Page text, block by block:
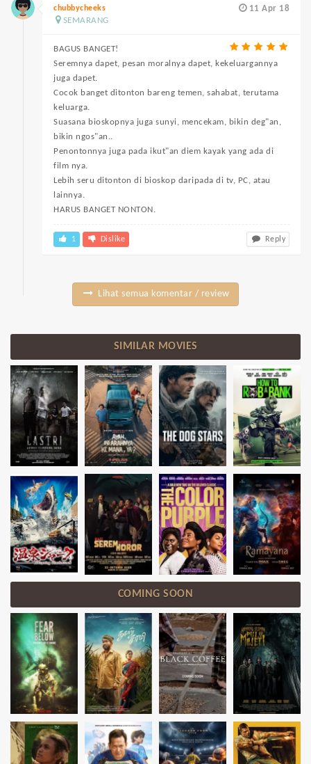
11 Apr 18
chubbycheeks
SEMARANG
BAGUS BANGET!
Seremnya dapet, pesan moralnya dapet, kekeluargannya
juga dapet.
Cocok banget ditonton bareng temen, sahabat, terutama
keluarga.
Suasana bioskopnya juga sunyi, mencekam, bikin deg"an,
bikin ngos"an..
Penontonnya juga pada ikut"an diem kayak yang ada di
film nya.
Lebih seru ditonton di bioskop daripada di tv, PC, atau
lainnya.
HARUS BANGET NONTON.
1 Dislike Reply
Lihat semua komentar / review
SIMILAR MOVIES
COMING SOON